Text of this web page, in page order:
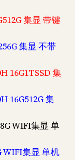
集显 带键
集显 不带
16G1TSSD 集
16G512G 集
WIFI集显 单
WIFI集显 单机